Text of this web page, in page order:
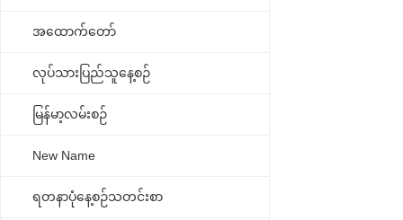
အထောက်တော်
လုပ်သားပြည်သူနေ့စဉ်
မြန်မာ့လမ်းစဉ်
New Name
ရတနာပုံနေ့စဉ်သတင်းစာ